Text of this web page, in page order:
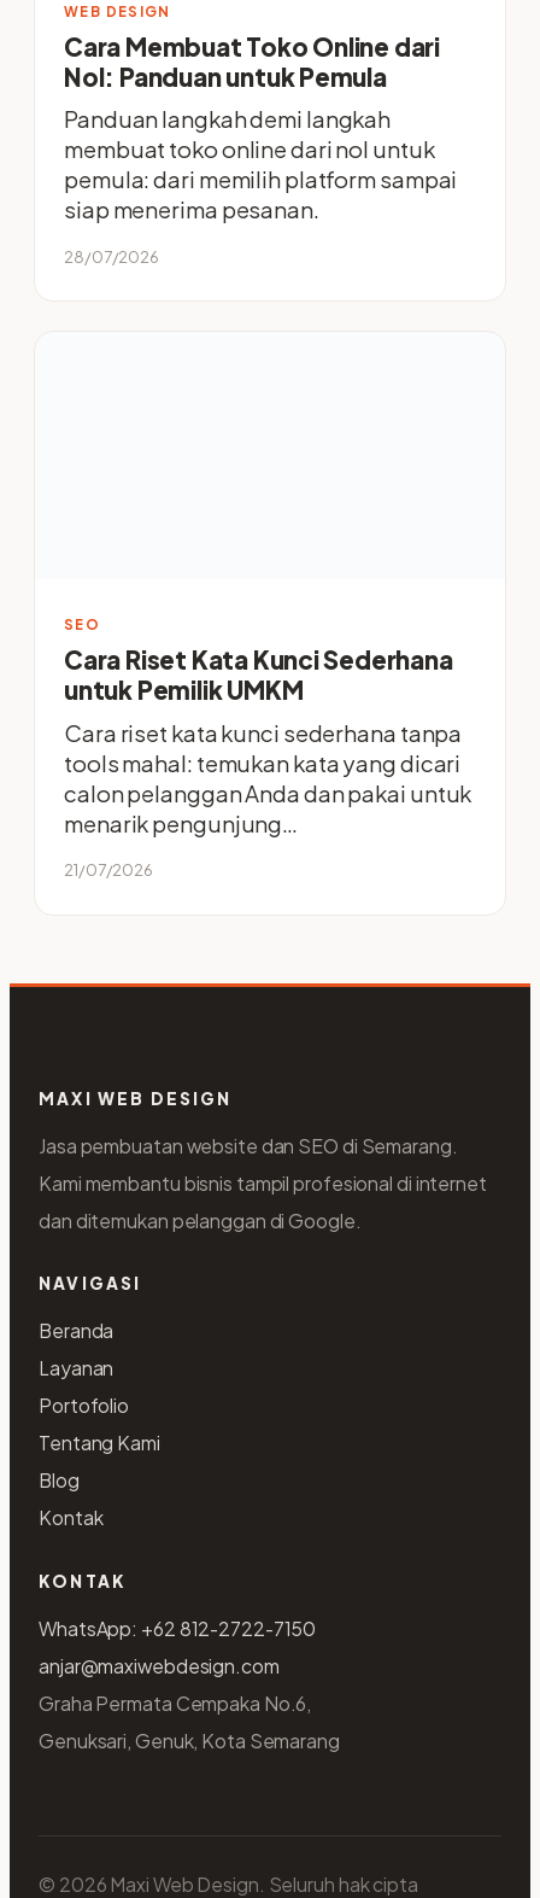
WEB DESIGN
Cara Membuat Toko Online dari
Nol: Panduan untuk Pemula
Panduan langkah demi langkah
membuat toko online dari nol untuk
pemula: dari memilih platform sampai
siap menerima pesanan.
28/07/2026
SEO
Cara Riset Kata Kunci Sederhana
untuk Pemilik UMKM
Cara riset kata kunci sederhana tanpa
tools mahal: temukan kata yang dicari
calon pelanggan Anda dan pakai untuk
menarik pengunjung…
21/07/2026
MAXI WEB DESIGN
Jasa pembuatan website dan SEO di Semarang.
Kami membantu bisnis tampil profesional di internet
dan ditemukan pelanggan di Google.
NAVIGASI
Beranda
Layanan
Portofolio
Tentang Kami
Blog
Kontak
KONTAK
WhatsApp: +62 812-2722-7150
anjar@maxiwebdesign.com
Graha Permata Cempaka No.6,
Genuksari, Genuk, Kota Semarang
© 2026 Maxi Web Design. Seluruh hak cipta